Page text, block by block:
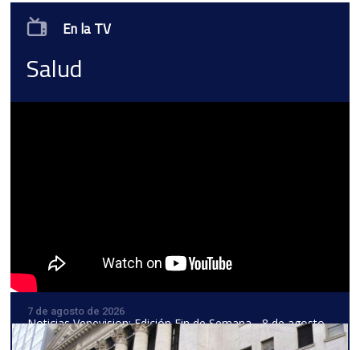
En la TV
Salud
7 de agosto de 2026
Noticias Venevision: Edición Fin de Semana - 8 de agosto
de 2026